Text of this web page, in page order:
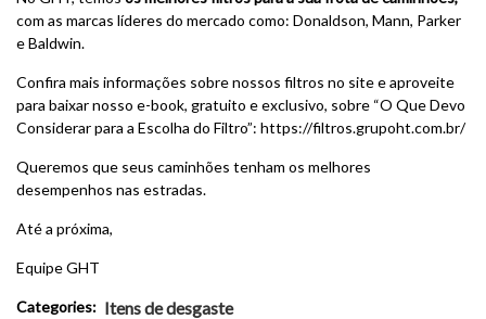
com as marcas líderes do mercado como: Donaldson, Mann, Parker
e Baldwin.
Confira mais informações sobre nossos filtros no site e aproveite
para baixar nosso e-book, gratuito e exclusivo, sobre “O Que Devo
Considerar para a Escolha do Filtro”: https://filtros.grupoht.com.br/
Queremos que seus caminhões tenham os melhores
desempenhos nas estradas.
Até a próxima,
Equipe GHT
Categories: Itens de desgaste